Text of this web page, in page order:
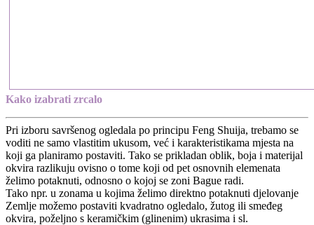
Kako izabrati zrcalo
Pri izboru savršenog ogledala po principu Feng Shuija, trebamo se
voditi ne samo vlastitim ukusom, već i karakteristikama mjesta na
koji ga planiramo postaviti. Tako se prikladan oblik, boja i materijal
okvira razlikuju ovisno o tome koji od pet osnovnih elemenata
želimo potaknuti, odnosno o kojoj se zoni Bague radi.
Tako npr. u zonama u kojima želimo direktno potaknuti djelovanje
Zemlje možemo postaviti kvadratno ogledalo, žutog ili smeđeg
okvira, poželjno s keramičkim (glinenim) ukrasima i sl.